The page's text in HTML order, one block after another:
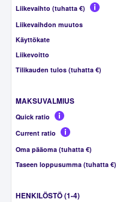
Liikevaihto (tuhatta €)
Liikevaihdon muutos
Käyttökate
Liikevoitto
Tilikauden tulos (tuhatta €)
MAKSUVALMIUS
Quick ratio
Current ratio
Oma pääoma (tuhatta €)
Taseen loppusumma (tuhatta €)
HENKILÖSTÖ (1-4)